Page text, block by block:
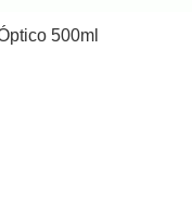
500ml